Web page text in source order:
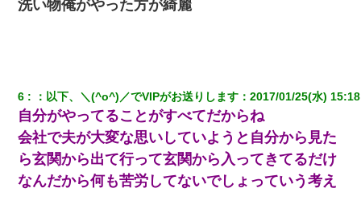
じゃ？）→俺電話「今何してんの？」同僚「シーで並んでるこ
と！」俺「会社にいない？」→次の瞬間、すごい鳥肌が立った
嫁が涙声で『会いたいね』とか言っているのが聞こえた。俺「こ
んな時間に誰と電話してんの？」嫁「ごめんなさい…！（大号
泣」俺（キターー）→
洗い物俺がやった方が綺麗
6 ： 以下、＼(^o^)／でVIPがお送りします ：2017/01/25(水)
自分がやってることがすべてだからね
会社で夫が大変な思いしていようと自分から見た
ら玄関から出て行って玄関から入ってきてるだけ
なんだから何も苦労してないでしょっていう考え